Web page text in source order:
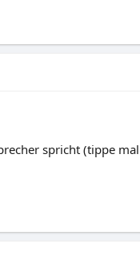
spricht (tippe